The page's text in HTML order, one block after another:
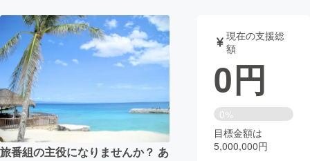
アート・写真 音楽
テクノロジー・ガジェット ゲーム・サ
映像・映画 書籍・雑誌
ビジネス・起業 チャレンジ
旅番組の主役になりませんか？ あ
現在の支援総
額
0円
0%
目標金額は
5,000,000円